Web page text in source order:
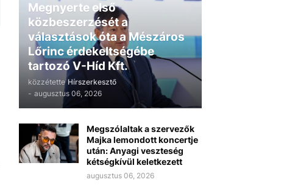
Megnyerte első
közbeszerzését a
választások óta a Mészáros
Lőrinc érdekeltségébe
tartozó V-Híd Kft.
közzétette Hírszerkesztő
- augusztus 06, 2026
Megszólaltak a szervezők
Majka lemondott koncertje
után: Anyagi veszteség
kétségkívül keletkezett
augusztus 06, 2026